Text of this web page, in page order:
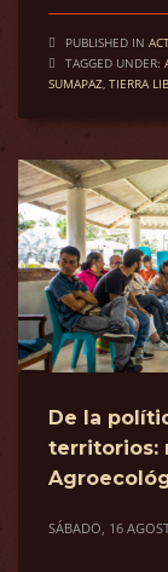
PUBLISHED IN
TAGGED UNDER:
SUMAPAZ TIERRA
De la
territorios:
SÁBADO, 16